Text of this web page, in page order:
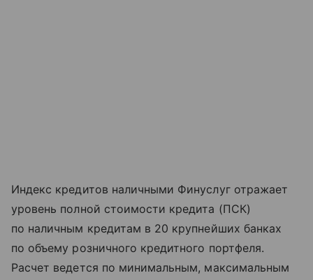
Индекс кредитов наличными Финуслуг отражает
уровень полной стоимости кредита (ПСК)
по наличным кредитам в 20 крупнейших банках
по объему розничного кредитного портфеля.
Расчет ведется по минимальным, максимальным